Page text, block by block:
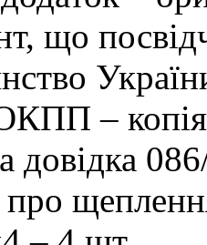
що
– копія
довідка
про